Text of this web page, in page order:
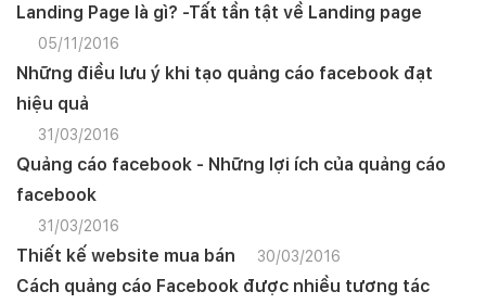
Landing Page là gì? -Tất tần tật về Landing page
05/11/2016
Những điều lưu ý khi tạo quảng cáo facebook đạt
hiệu quả
31/03/2016
Quảng cáo facebook - Những lợi ích của quảng cáo
facebook
31/03/2016
Thiết kế website mua bán 30/03/2016
Cách quảng cáo Facebook được nhiều tương tác